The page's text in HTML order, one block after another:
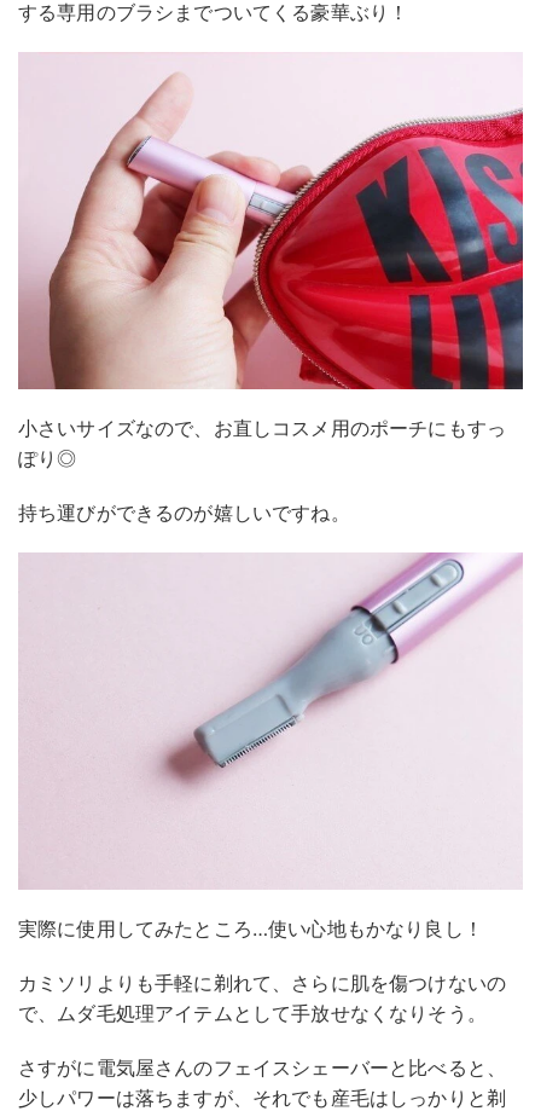
する専用のブラシまでついてくる豪華ぶり！
小さいサイズなので、お直しコスメ用のポーチにもすっ
ぽり◎
持ち運びができるのが嬉しいですね。
実際に使用してみたところ…使い心地もかなり良し！
カミソリよりも手軽に剃れて、さらに肌を傷つけないの
で、ムダ毛処理アイテムとして手放せなくなりそう。
さすがに電気屋さんのフェイスシェーバーと比べると、
少しパワーは落ちますが、それでも産毛はしっかりと剃